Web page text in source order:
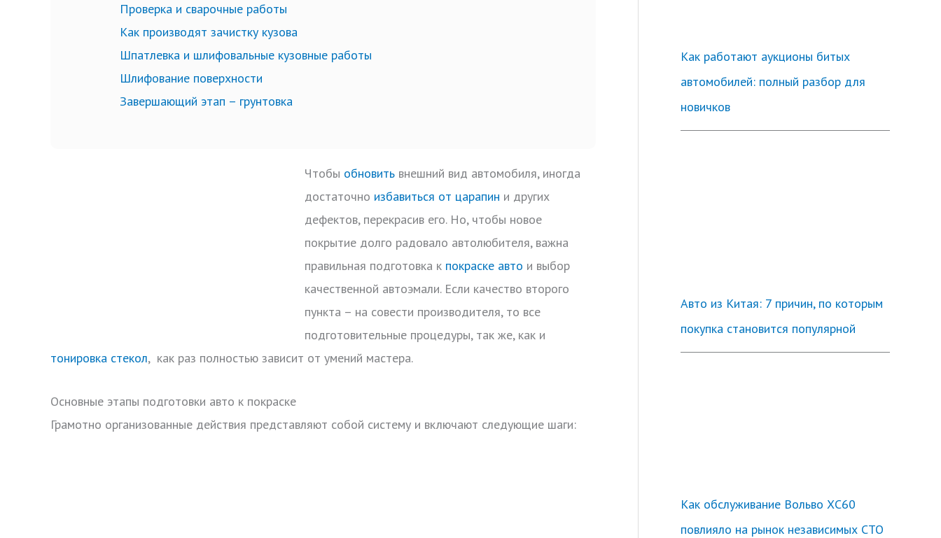
Проверка и сварочные работы
Как производят зачистку кузова
Шпатлевка и шлифовальные кузовные работы
Шлифование поверхности
Завершающий этап – грунтовка
Чтобы обновить внешний вид автомобиля, иногда
достаточно избавиться от царапин и других
дефектов, перекрасив его. Но, чтобы новое
покрытие долго радовало автолюбителя, важна
правильная подготовка к покраске авто и выбор
качественной автоэмали. Если качество второго
пункта – на совести производителя, то все
подготовительные процедуры, так же, как и
тонировка стекол, как раз полностью зависит от умений мастера.
Основные этапы подготовки авто к покраске
Грамотно организованные действия представляют собой систему и включают следующие шаги:
Как работают аукционы битых
автомобилей: полный разбор для
новичков
Авто из Китая: 7 причин, по которым
покупка становится популярной
Как обслуживание Вольво ХС60
повлияло на рынок независимых СТО